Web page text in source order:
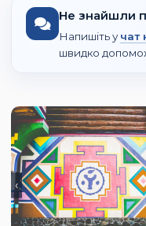
Не знайшли
Напишіть у чат
швидко
‹